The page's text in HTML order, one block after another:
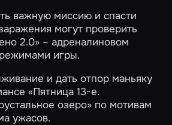
важную миссию и спасти
могут проверить
2.0» – адреналиновом
игры.
и дать отпор маньяку
«Пятница 13-е.
озеро» по мотивам
ужасов.